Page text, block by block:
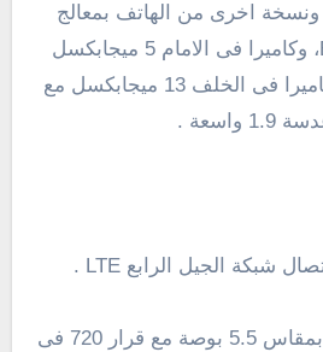
فئة Snapdragon 615 ونسخة اخرى من الهاتف بمعالج
من نوع Exynos 7580، وكاميرا فى الامام 5 ميجابكسل
للتصوير السيلفى ، وكاميرا فى الخلف 13 ميجابكسل مع
1.9 واسعة .
LTE
.
720 فى